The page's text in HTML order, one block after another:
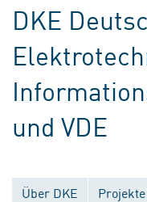
DKE
und VDE
Über DKE Projekte